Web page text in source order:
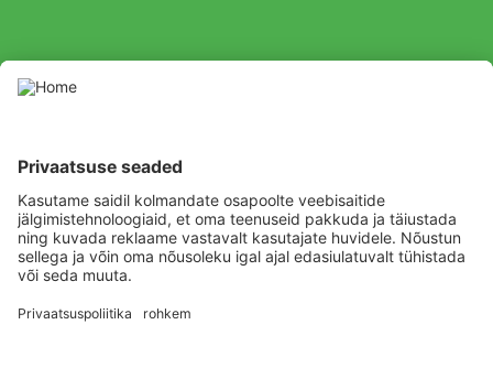
Channel
Kasutage taimekaitsevahendeid ettevaatlikult. Enne kasutamist
lugege alati etiketti ja tooteinfot, pöörates erilist tähelepanu
tagada toote ohutu kasutamine.